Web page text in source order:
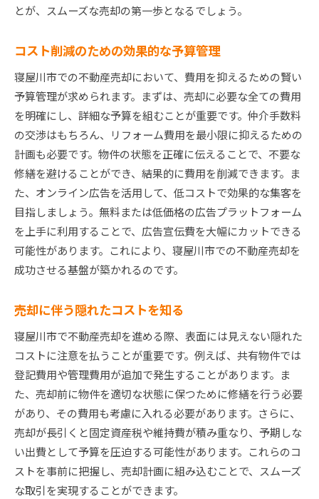
とが、スムーズな売却の第一歩となるでしょう。
コスト削減のための効果的な予算管理
寝屋川市での不動産売却において、費用を抑えるための賢い
予算管理が求められます。まずは、売却に必要な全ての費用
を明確にし、詳細な予算を組むことが重要です。仲介手数料
の交渉はもちろん、リフォーム費用を最小限に抑えるための
計画も必要です。物件の状態を正確に伝えることで、不要な
修繕を避けることができ、結果的に費用を削減できます。ま
た、オンライン広告を活用して、低コストで効果的な集客を
目指しましょう。無料または低価格の広告プラットフォーム
を上手に利用することで、広告宣伝費を大幅にカットできる
可能性があります。これにより、寝屋川市での不動産売却を
成功させる基盤が築かれるのです。
売却に伴う隠れたコストを知る
寝屋川市で不動産売却を進める際、表面には見えない隠れた
コストに注意を払うことが重要です。例えば、共有物件では
登記費用や管理費用が追加で発生することがあります。ま
た、売却前に物件を適切な状態に保つために修繕を行う必要
があり、その費用も考慮に入れる必要があります。さらに、
売却が長引くと固定資産税や維持費が積み重なり、予期しな
い出費として予算を圧迫する可能性があります。これらのコ
ストを事前に把握し、売却計画に組み込むことで、スムーズ
な取引を実現することができます。